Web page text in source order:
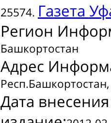
25574. Газета
Регион
Башкортостан
Адрес
Дата